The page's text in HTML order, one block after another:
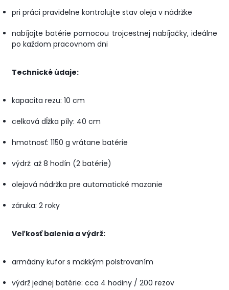
pri práci pravidelne kontrolujte stav oleja v nádržke
nabíjajte batérie pomocou trojcestnej nabíjačky, ideálne
po každom pracovnom dni
Technické údaje:
kapacita rezu: 10 cm
celková dĺžka píly: 40 cm
hmotnosť: 1150 g vrátane batérie
výdrž: až 8 hodín (2 batérie)
olejová nádržka pre automatické mazanie
záruka: 2 roky
Veľkosť balenia a výdrž:
armádny kufor s mäkkým polstrovaním
výdrž jednej batérie: cca 4 hodiny / 200 rezov